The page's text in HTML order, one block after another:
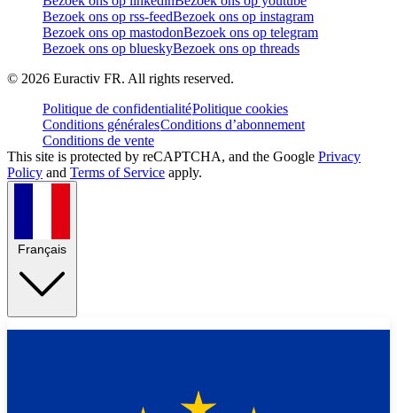
Bezoek ons op rss-feedBezoek ons op instagram
Bezoek ons op mastodonBezoek ons op telegram
Bezoek ons op blueskyBezoek ons op threads
© 2026 Euractiv FR. All rights reserved.
Politique de confidentialitéPolitique cookies
Conditions généralesConditions d’abonnement
Conditions de vente
This site is protected by reCAPTCHA, and the Google Privacy
Policy and Terms of Service apply.
Français